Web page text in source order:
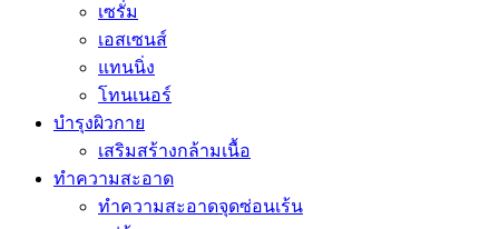
เซรั่ม
เอสเซนส์
แทนนิ่ง
โทนเนอร์
บำรุงผิวกาย
เสริมสร้างกล้ามเนื้อ
ทำความสะอาด
ทำความสะอาดจุดซ่อนเร้น